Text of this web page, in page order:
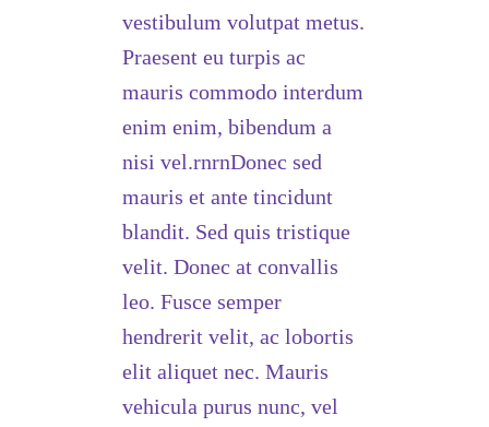
vestibulum volutpat metus.
Praesent eu turpis ac
mauris commodo interdum
enim enim, bibendum a
nisi vel.rnrnDonec sed
mauris et ante tincidunt
blandit. Sed quis tristique
velit. Donec at convallis
leo. Fusce semper
hendrerit velit, ac lobortis
elit aliquet nec. Mauris
vehicula purus nunc, vel